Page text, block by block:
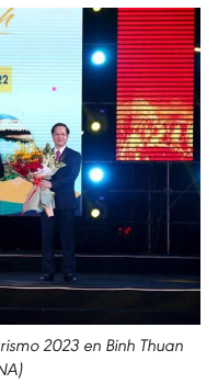
2023 en Binh Thuan